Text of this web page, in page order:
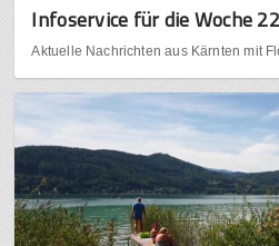
Infoservice für die Woche
Aktuelle Nachrichten aus Kärnten mit